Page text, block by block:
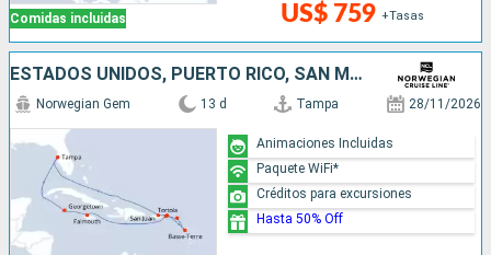
Comidas incluidas US$ 759 +Tasas
ESTADOS UNIDOS, PUERTO RICO, SAN MARTÍN, JAMAICA, ISLAS CAIMÁN
Norwegian Gem 13 d Tampa 28/11/2026
Animaciones Incluidas
Paquete WiFi*
Créditos para excursiones
Hasta 50% Off